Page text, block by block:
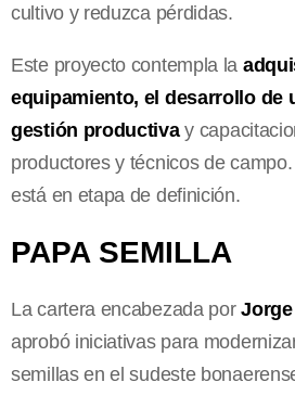
cultivo y reduzca pérdidas.
Este proyecto contempla la
equipamiento, el desarrollo de
gestión productivay
productores y técnicos de
está en etapa de definición.
PAPA SEMILLA
La cartera encabezada por
aprobó iniciativas para
semillas en el sudeste